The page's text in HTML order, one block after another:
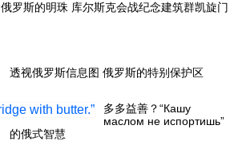
俄罗斯的明珠 库尔斯克会战纪念建筑群凯旋门
透视俄罗斯信息图 俄罗斯的特别保护区
多多益善？“Кашу
маслом не испортишь”
的俄式智慧